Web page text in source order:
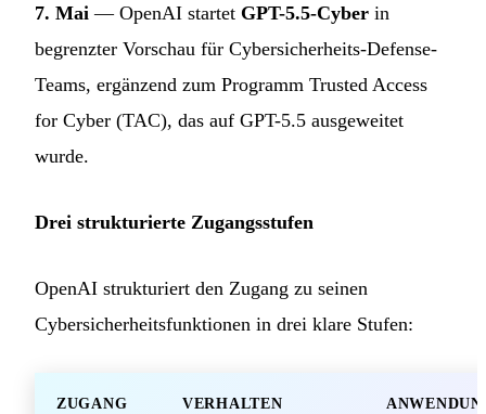
7. Mai — OpenAI startet GPT-5.5-Cyber in
begrenzter Vorschau für Cybersicherheits-Defense-
Teams, ergänzend zum Programm Trusted Access
for Cyber (TAC), das auf GPT-5.5 ausgeweitet
wurde.
Drei strukturierte Zugangsstufen
OpenAI strukturiert den Zugang zu seinen
Cybersicherheitsfunktionen in drei klare Stufen:
ZUGANG VERHALTEN